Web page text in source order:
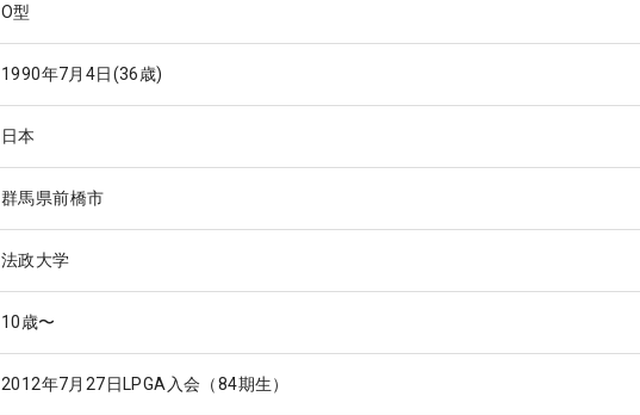
O型
1990年7月4日(36歳)
日本
群馬県前橋市
法政大学
10歳〜
2012年7月27日LPGA入会（84期生）